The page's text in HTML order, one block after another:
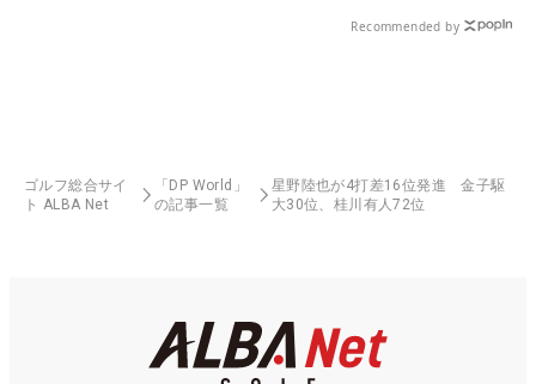
Recommended by
ゴルフ総合サイ
ト ALBA Net
「DP World」
の記事一覧
星野陸也が4打差16位発進 金子駆
大30位、桂川有人72位